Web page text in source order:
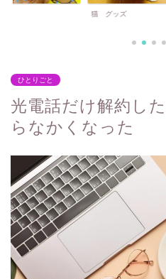
猫 グッズ
ひとりごと
光電話だけ解約し
らなかくなった